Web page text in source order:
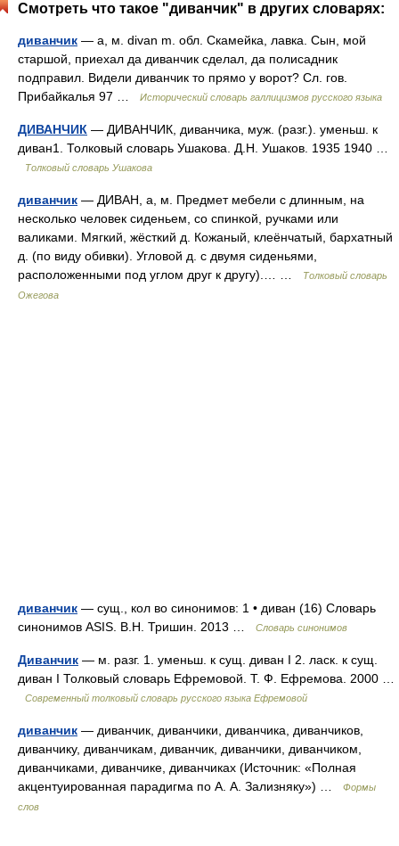
Смотреть что такое "диванчик" в других словарях:
диванчик — а, м. divan m. обл. Скамейка, лавка. Сын, мой
старшой, приехал да диванчик сделал, да полисадник
подправил. Видели диванчик то прямо у ворот? Сл. гов.
Прибайкалья 97 …
Исторический словарь галлицизмов русского языка
ДИВАНЧИК — ДИВАНЧИК, диванчика, муж. (разг.). уменьш. к
диван1. Толковый словарь Ушакова. Д.Н. Ушаков. 1935 1940 …
Толковый словарь Ушакова
диванчик — ДИВАН, а, м. Предмет мебели с длинным, на
несколько человек сиденьем, со спинкой, ручками или
валиками. Мягкий, жёсткий д. Кожаный, клеёнчатый, бархатный
д. (по виду обивки). Угловой д. с двумя сиденьями,
расположенными под углом друг к другу).… …
Толковый словарь
Ожегова
диванчик — сущ., кол во синонимов: 1 • диван (16) Словарь
синонимов ASIS. В.Н. Тришин. 2013 …
Словарь синонимов
Диванчик — м. разг. 1. уменьш. к сущ. диван I 2. ласк. к сущ.
диван I Толковый словарь Ефремовой. Т. Ф. Ефремова. 2000 …
Современный толковый словарь русского языка Ефремовой
диванчик — диванчик, диванчики, диванчика, диванчиков,
диванчику, диванчикам, диванчик, диванчики, диванчиком,
диванчиками, диванчике, диванчиках (Источник: «Полная
акцентуированная парадигма по А. А. Зализняку») …
Формы
слов